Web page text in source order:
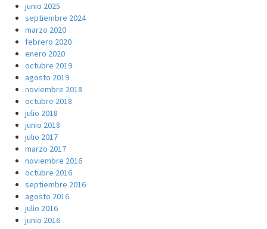
junio 2025
septiembre 2024
marzo 2020
febrero 2020
enero 2020
octubre 2019
agosto 2019
noviembre 2018
octubre 2018
julio 2018
junio 2018
julio 2017
marzo 2017
noviembre 2016
octubre 2016
septiembre 2016
agosto 2016
julio 2016
junio 2016